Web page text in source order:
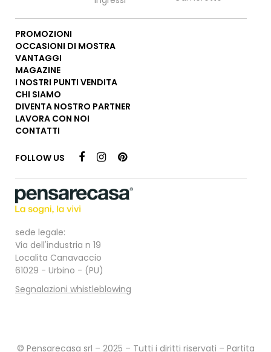
PROMOZIONI
OCCASIONI DI MOSTRA
VANTAGGI
MAGAZINE
I NOSTRI PUNTI VENDITA
CHI SIAMO
DIVENTA NOSTRO PARTNER
LAVORA CON NOI
CONTATTI
FOLLOW US
sede legale:
Via dell'industria n 19
Localita Canavaccio
61029 - Urbino - (PU)
Segnalazioni whistleblowing
© Pensarecasa srl – 2025 – Tutti i diritti riservati – Partita